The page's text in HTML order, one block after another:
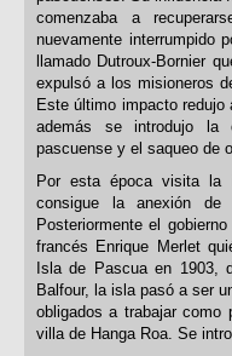
comenzaba a
nuevamente interrumpido
llamado Dutroux-Bornier
expulsó a los misioneros
Este último impacto redujo
además se introdujo la
pascuense y el saqueo de
Por esta época visita la
consigue la anexión
Posteriormente el
francés Enrique Merlet
Isla de Pascua en 1903,
Balfour, la isla pasó a ser
obligados a trabajar como
villa de Hanga Roa. Se